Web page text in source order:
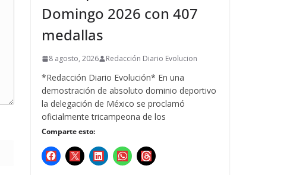
Domingo 2026 con 407
medallas
8 agosto, 2026 Redacción Diario Evolucion
*Redacción Diario Evolución* En una
demostración de absoluto dominio deportivo
la delegación de México se proclamó
oficialmente tricampeona de los
Comparte esto: